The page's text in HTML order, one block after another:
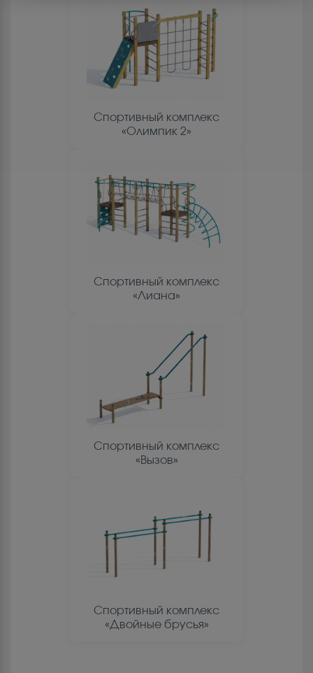
Спортивный комплекс
«Олимпик 2»
Спортивный комплекс
«Лиана»
Спортивный комплекс
«Вызов»
Спортивный комплекс
«Двойные брусья»